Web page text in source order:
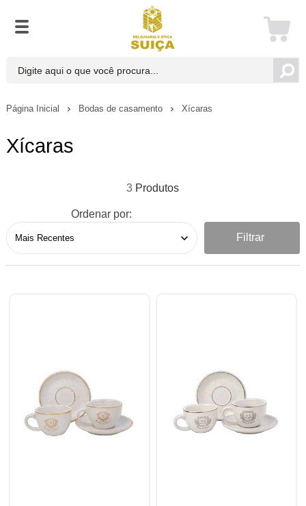
Página Inicial Bodas de casamento Xícaras
Xícaras
3
Ordenar por:
Filtrar